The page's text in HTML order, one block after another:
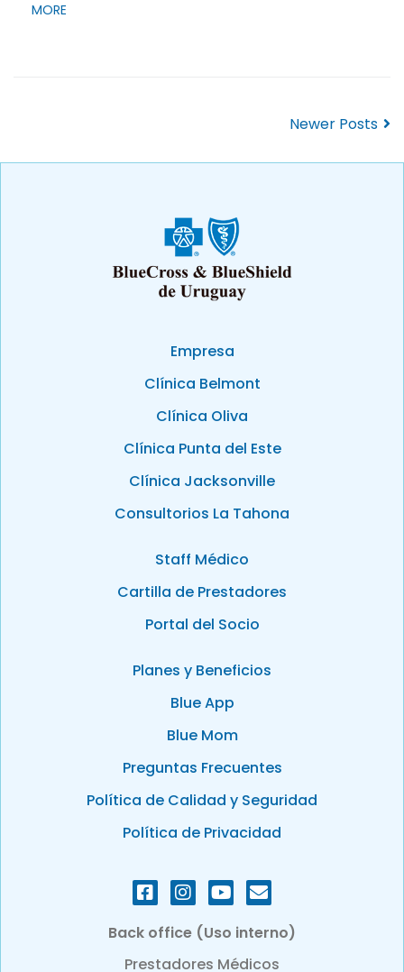
MORE
Newer Posts
Empresa
Clínica Belmont
Clínica Oliva
Clínica Punta del Este
Clínica Jacksonville
Consultorios La Tahona
Staff Médico
Cartilla de Prestadores
Portal del Socio
Planes y Beneficios
Blue App
Blue Mom
Preguntas Frecuentes
Política de Calidad y Seguridad
Política de Privacidad
Back office (Uso interno)
Prestadores Médicos